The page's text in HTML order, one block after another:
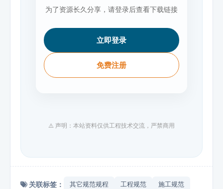
为了资源长久分享，请登录后查看下载链接
立即登录
免费注册
⚠️ 声明：本站资料仅供工程技术交流，严禁商用
关联标签： 其它规范规程 工程规范 施工规范